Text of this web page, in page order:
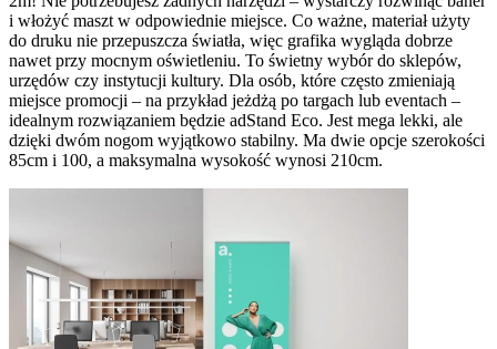
i włożyć maszt w odpowiednie miejsce. Co ważne, materiał użyty
do druku nie przepuszcza światła, więc grafika wygląda dobrze
nawet przy mocnym oświetleniu. To świetny wybór do sklepów,
urzędów czy instytucji kultury. Dla osób, które często zmieniają
miejsce promocji – na przykład jeżdżą po targach lub eventach –
idealnym rozwiązaniem będzie adStand Eco. Jest mega lekki, ale
dzięki dwóm nogom wyjątkowo stabilny. Ma dwie opcje szerokości
85cm i 100, a maksymalna wysokość wynosi 210cm.